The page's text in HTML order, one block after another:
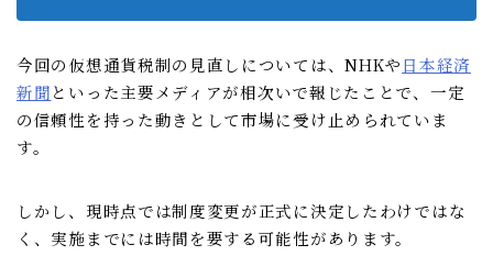
今回の仮想通貨税制の見直しについては、NHKや日本経済
新聞といった主要メディアが相次いで報じたことで、一定
の信頼性を持った動きとして市場に受け止められていま
す。
しかし、現時点では制度変更が正式に決定したわけではな
く、実施までには時間を要する可能性があります。